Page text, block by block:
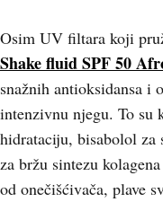
Osim UV filtara koji
Shake fluid SPF 50
snažnih antioksidansa i
intenzivnu njegu. To su
hidrataciju, bisabolol
za bržu sintezu
od onečišćivača, plave